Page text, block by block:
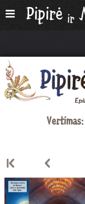
Vertimas: